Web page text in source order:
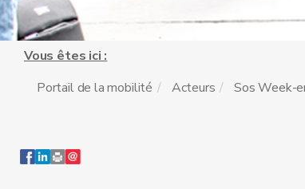
Vous êtes ici :
Portail de la mobilité
Acteurs Sos Week-